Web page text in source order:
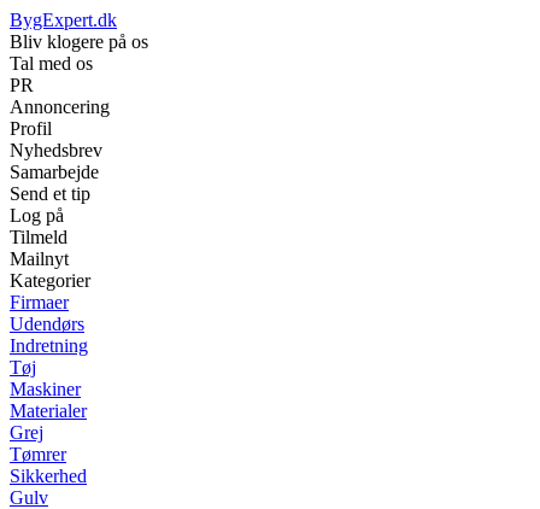
BygExpert.dk
Bliv klogere på os
Tal med os
PR
Annoncering
Profil
Nyhedsbrev
Samarbejde
Send et tip
Log på
Tilmeld
Mailnyt
Kategorier
Firmaer
Udendørs
Indretning
Tøj
Maskiner
Materialer
Grej
Tømrer
Sikkerhed
Gulv